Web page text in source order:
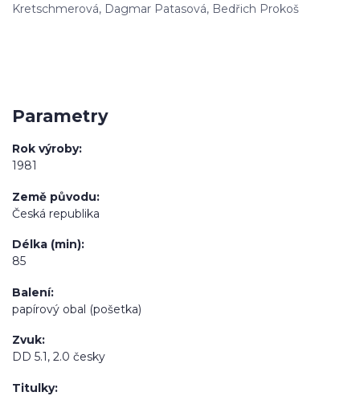
Kretschmerová, Dagmar Patasová, Bedřich Prokoš
Parametry
Rok výroby
1981
Země původu
Česká republika
Délka (min)
85
Balení
papírový obal (pošetka)
Zvuk
DD 5.1, 2.0 česky
Titulky